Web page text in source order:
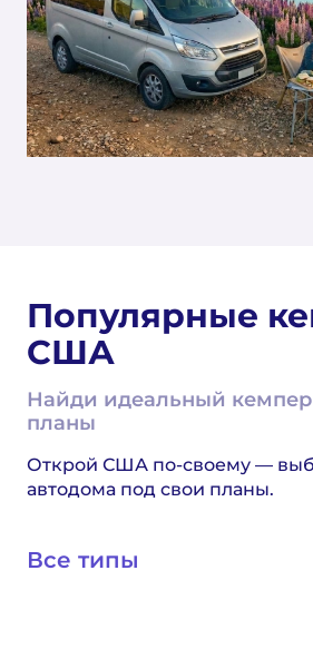
Популярные
США
Найди идеальный кемпер
планы
Открой США по-своему —
автодома под свои планы.
Все типы